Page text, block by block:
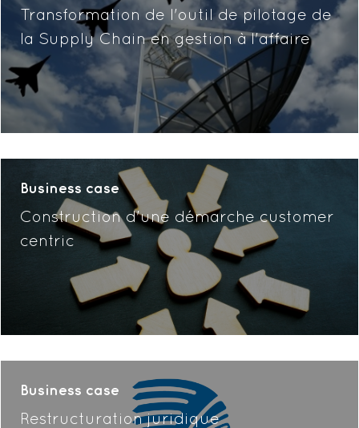
Transformation de l'outil de pilotage de
la Supply Chain en gestion à l'affaire
Business case
Construction d'une démarche customer
centric
Business case
Restructuration juridique